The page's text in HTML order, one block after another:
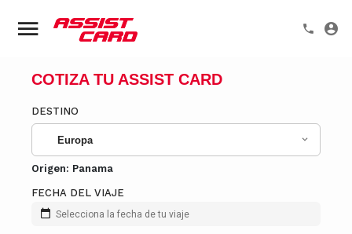
COTIZA TU ASSIST CARD
DESTINO
Europa
Origen: Panama
FECHA DEL VIAJE
Selecciona la fecha de tu viaje